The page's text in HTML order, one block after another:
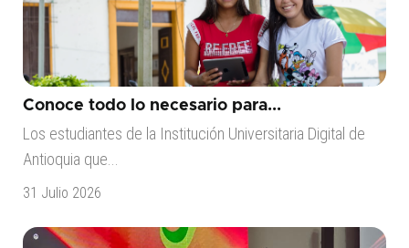
Conoce todo lo necesario para...
Los estudiantes de la Institución Universitaria Digital de
Antioquia que...
31 Julio 2026